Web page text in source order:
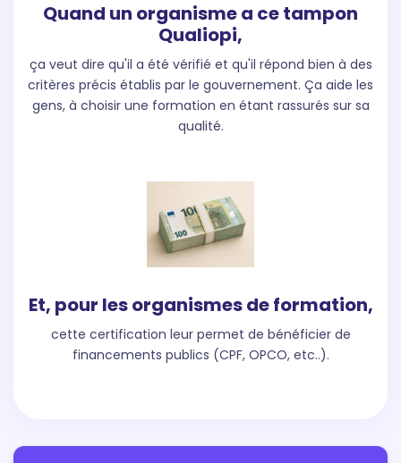
Quand un organisme a ce tampon
Qualiopi,
ça veut dire qu'il a été vérifié et qu'il répond bien à des
critères précis établis par le gouvernement. Ça aide les
gens, à choisir une formation en étant rassurés sur sa
qualité.
Et, pour les organismes de formation,
cette certification leur permet de bénéficier de
financements publics (CPF, OPCO, etc..).